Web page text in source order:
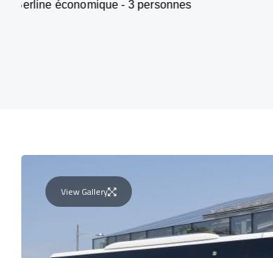
- 3 personnes
View Gallery